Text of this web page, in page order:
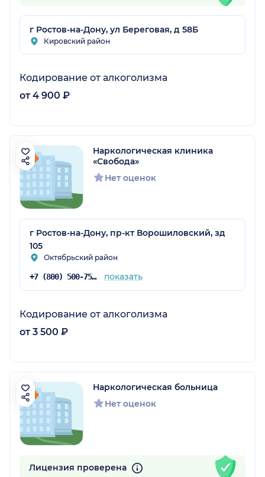
г Ростов-на-Дону, ул Береговая, д 58Б
Кировский район
Кодирование от алкоголизма
от 4 900 ₽
Наркологическая клиника
«Свобода»
Нет оценок
г Ростов-на-Дону, пр-кт Ворошиловский, зд
105
Октябрьский район
+7 (800) 500-75-94 показать
Кодирование от алкоголизма
от 3 500 ₽
Наркологическая больница
Нет оценок
Лицензия проверена